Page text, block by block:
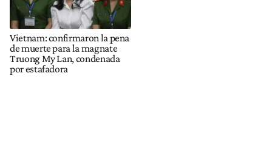
Vietnam: confirmaron la pena
de muerte para la magnate
Truong My Lan, condenada
por estafadora